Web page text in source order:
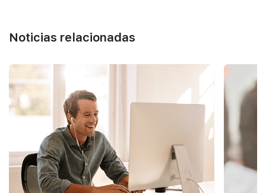
Noticias relacionadas